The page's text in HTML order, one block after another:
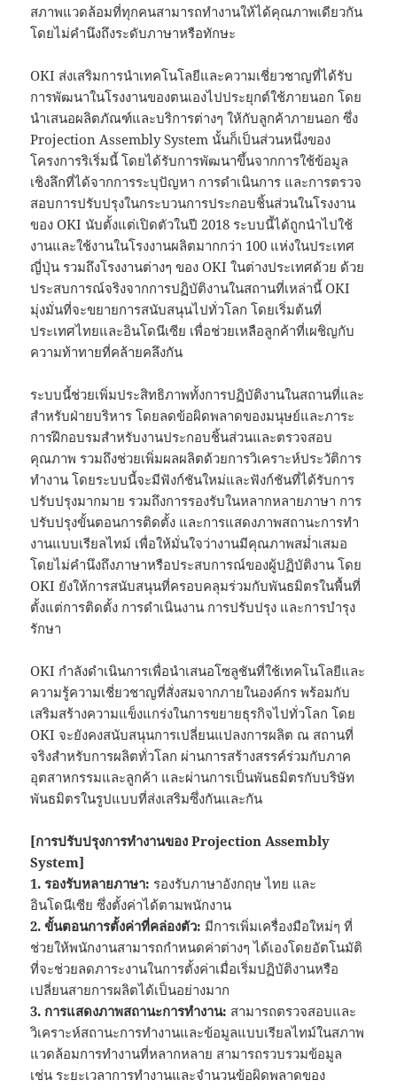
สภาพแวดล้อมที่ทุกคนสามารถทำงานให้ได้คุณภาพเดียวกัน
โดยไม่คำนึงถึงระดับภาษาหรือทักษะ
OKI ส่งเสริมการนำเทคโนโลยีและความเชี่ยวชาญที่ได้รับ
การพัฒนาในโรงงานของตนเองไปประยุกต์ใช้ภายนอก โดย
นำเสนอผลิตภัณฑ์และบริการต่างๆ ให้กับลูกค้าภายนอก ซึ่ง
Projection Assembly System นั้นก็เป็นส่วนหนึ่งของ
โครงการริเริ่มนี้ โดยได้รับการพัฒนาขึ้นจากการใช้ข้อมูล
เชิงลึกที่ได้จากการระบุปัญหา การดำเนินการ และการตรวจ
สอบการปรับปรุงในกระบวนการประกอบชิ้นส่วนในโรงงาน
ของ OKI นับตั้งแต่เปิดตัวในปี 2018 ระบบนี้ได้ถูกนำไปใช้
งานและใช้งานในโรงงานผลิตมากกว่า 100 แห่งในประเทศ
ญี่ปุ่น รวมถึงโรงงานต่างๆ ของ OKI ในต่างประเทศด้วย ด้วย
ประสบการณ์จริงจากการปฏิบัติงานในสถานที่เหล่านี้ OKI
มุ่งมั่นที่จะขยายการสนับสนุนไปทั่วโลก โดยเริ่มต้นที่
ประเทศไทยและอินโดนีเซีย เพื่อช่วยเหลือลูกค้าที่เผชิญกับ
ความท้าทายที่คล้ายคลึงกัน
ระบบนี้ช่วยเพิ่มประสิทธิภาพทั้งการปฏิบัติงานในสถานที่และ
สำหรับฝ่ายบริหาร โดยลดข้อผิดพลาดของมนุษย์และภาระ
การฝึกอบรมสำหรับงานประกอบชิ้นส่วนและตรวจสอบ
คุณภาพ รวมถึงช่วยเพิ่มผลผลิตด้วยการวิเคราะห์ประวัติการ
ทำงาน โดยระบบนี้จะมีฟังก์ชันใหม่และฟังก์ชันที่ได้รับการ
ปรับปรุงมากมาย รวมถึงการรองรับในหลากหลายภาษา การ
ปรับปรุงขั้นตอนการติดตั้ง และการแสดงภาพสถานะการทำ
งานแบบเรียลไทม์ เพื่อให้มั่นใจว่างานมีคุณภาพสม่ำเสมอ
โดยไม่คำนึงถึงภาษาหรือประสบการณ์ของผู้ปฏิบัติงาน โดย
OKI ยังให้การสนับสนุนที่ครอบคลุมร่วมกับพันธมิตรในพื้นที่
ตั้งแต่การติดตั้ง การดำเนินงาน การปรับปรุง และการบำรุง
รักษา
OKI กำลังดำเนินการเพื่อนำเสนอโซลูชันที่ใช้เทคโนโลยีและ
ความรู้ความเชี่ยวชาญที่สั่งสมจากภายในองค์กร พร้อมกับ
เสริมสร้างความแข็งแกร่งในการขยายธุรกิจไปทั่วโลก โดย
OKI จะยังคงสนับสนุนการเปลี่ยนแปลงการผลิต ณ สถานที่
จริงสำหรับการผลิตทั่วโลก ผ่านการสร้างสรรค์ร่วมกับภาค
อุตสาหกรรมและลูกค้า และผ่านการเป็นพันธมิตรกับบริษัท
พันธมิตรในรูปแบบที่ส่งเสริมซึ่งกันและกัน
[การปรับปรุงการทำงานของ Projection Assembly
System]
1. รองรับหลายภาษา: รองรับภาษาอังกฤษ ไทย และ
อินโดนีเซีย ซึ่งตั้งค่าได้ตามพนักงาน
2. ขั้นตอนการตั้งค่าที่คล่องตัว: มีการเพิ่มเครื่องมือใหม่ๆ ที่
ช่วยให้พนักงานสามารถกำหนดค่าต่างๆ ได้เองโดยอัตโนมัติ
ที่จะช่วยลดภาระงานในการตั้งค่าเมื่อเริ่มปฏิบัติงานหรือ
เปลี่ยนสายการผลิตได้เป็นอย่างมาก
3. การแสดงภาพสถานะการทำงาน: สามารถตรวจสอบและ
วิเคราะห์สถานะการทำงานและข้อมูลแบบเรียลไทม์ในสภาพ
แวดล้อมการทำงานที่หลากหลาย สามารถรวบรวมข้อมูล
เช่น ระยะเวลาการทำงานและจำนวนข้อผิดพลาดของ